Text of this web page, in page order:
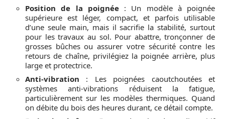
Position de la poignée: Un modèle à poignée
supérieure est léger, compact, et parfois utilisable
d’une seule main, mais il sacrifie la stabilité, surtout
pour les travaux au sol. Pour abattre, tronçonner de
grosses bûches ou assurer votre sécurité contre les
retours de chaîne, privilégiez la poignée arrière, plus
large et protectrice.
Anti-vibration : Les poignées caoutchoutées et
systèmes anti-vibrations réduisent la fatigue,
particulièrement sur les modèles thermiques. Quand
on débite du bois des heures durant, ce détail compte.